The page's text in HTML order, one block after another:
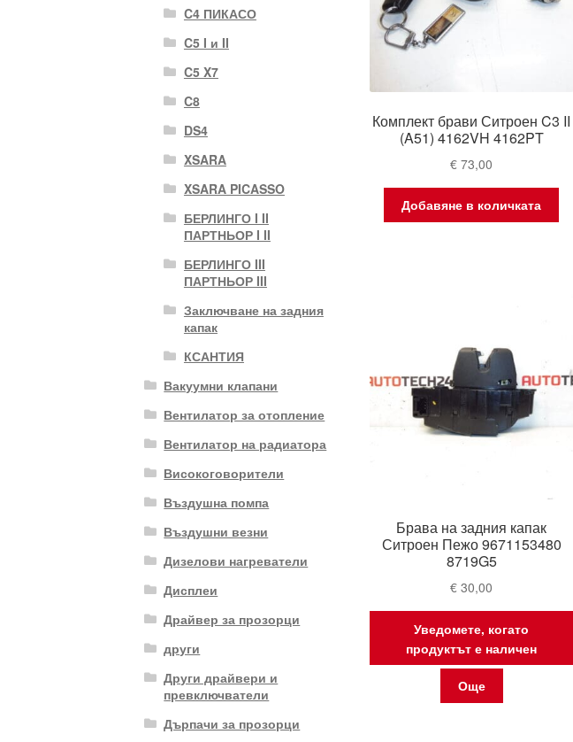
Комплект брави Ситроен C3 II
(A51) 4162VH 4162PT
€ 73,00
Добавяне в количката
Брава на задния капак
Ситроен Пежо 9671153480
8719G5
€ 30,00
Уведомете, когато
продуктът е наличен
Още
C4 ПИКАСО
C5 I и II
C5 X7
C8
DS4
XSARA
XSARA PICASSO
БЕРЛИНГО I II
ПАРТНЬОР I II
БЕРЛИНГО III
ПАРТНЬОР III
Заключване на задния
капак
КСАНТИЯ
Вакуумни клапани
Вентилатор за отопление
Вентилатор на радиатора
Високоговорители
Въздушна помпа
Въздушни везни
Дизелови нагреватели
Дисплеи
Драйвер за прозорци
други
Други драйвери и
превключватели
Дърпачи за прозорци